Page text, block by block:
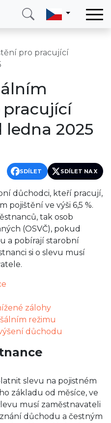
pro pracující
2025
SDÍLET SDÍLET NA X
důchodci, kteří pracují,
pojištění ve výši 6,5 %.
tak osob
(OSVČ), pokud
a pobírají starobní
si o slevu musí
zálohy
režimu
důchodu
slevu na pojistném
základu od měsíce, ve
musí zaměstnavateli
důchodu a čestným